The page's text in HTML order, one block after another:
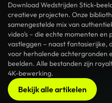
Download Wedstrijden Stick-
creatieve projecten. Onze
samengestelde mix van
video's – die echte momenten en
vastleggen – naast fantasierijke,
voor herhalende achtergronden
beelden. Alle bestanden zijn
4K-bewerking.
Bekijk alle artikelen